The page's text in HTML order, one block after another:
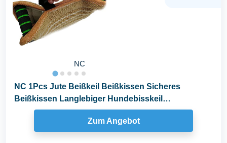
NC
NC 1Pcs Jute Beißkeil Beißkissen Sicheres
Beißkissen Langlebiger Hundebisskeil
Hundebisshülse...
Zum Angebot